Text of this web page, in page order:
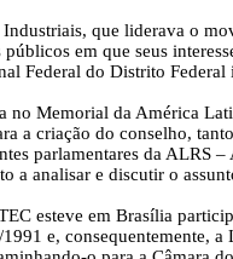
que liderava o
em que seus
Federal do Distrito Federal
no Memorial da América
a criação do conselho,
parlamentares da
a analisar e discutir o
esteve em Brasília
e,